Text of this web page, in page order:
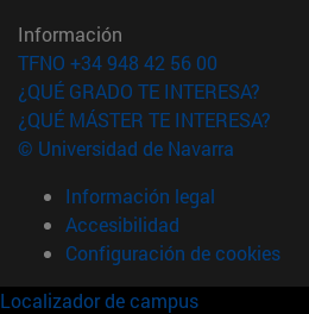
Información
TFNO +34 948 42 56 00
¿QUÉ GRADO TE INTERESA?
¿QUÉ MÁSTER TE INTERESA?
© Universidad de Navarra
Información legal
Accesibilidad
Configuración de cookies
Localizador de campus